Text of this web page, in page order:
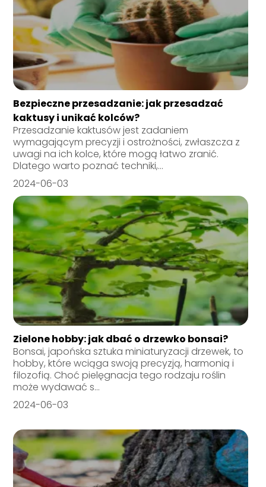
Bezpieczne przesadzanie: jak przesadzać
kaktusy i unikać kolców?
Przesadzanie kaktusów jest zadaniem
wymagającym precyzji i ostrożności, zwłaszcza z
uwagi na ich kolce, które mogą łatwo zranić.
Dlatego warto poznać techniki,...
2024-06-03
Zielone hobby: jak dbać o drzewko bonsai?
Bonsai, japońska sztuka miniaturyzacji drzewek, to
hobby, które wciąga swoją precyzją, harmonią i
filozofią. Choć pielęgnacja tego rodzaju roślin
może wydawać s...
2024-06-03